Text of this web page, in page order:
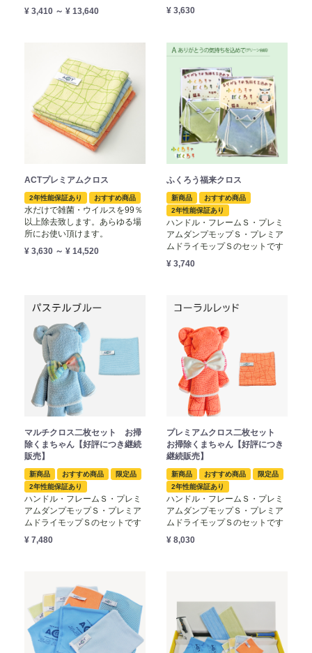
¥ 3,410 ～ ¥ 13,640
¥ 3,630
ACTプレミアムクロス
2年性能保証あり おすすめ商品
水だけで雑菌・ウイルスを99％
以上除去致します。あらゆる場
所にお使い頂けます。
¥ 3,630 ～ ¥ 14,520
ふくろう福来クロス
新商品
おすすめ商品
2年性能保証あり
ハンドル・フレームＳ・プレミ
アムダンプモップＳ・プレミア
ムドライモップＳのセットです
¥ 3,740
マルチクロス二枚セット お掃
除くまちゃん【好評につき継続
販売】
新商品 おすすめ商品
限定品
2年性能保証あり
ハンドル・フレームＳ・プレミ
アムダンプモップＳ・プレミア
ムドライモップＳのセットです
¥ 7,480
プレミアムクロス二枚セット
お掃除くまちゃん【好評につき
継続販売】
新商品 おすすめ商品
限定品
2年性能保証あり
ハンドル・フレームＳ・プレミ
アムダンプモップＳ・プレミア
ムドライモップＳのセットです
¥ 8,030